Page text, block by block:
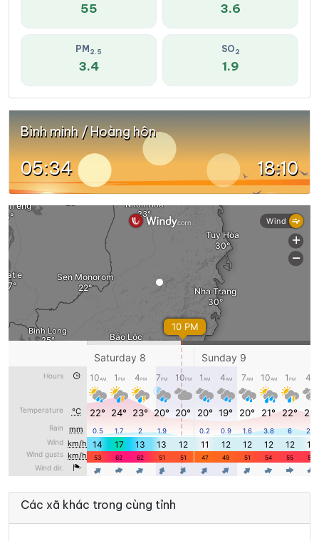
55 3.6
PM 2.5
3.4
SO2
1.9
Bình minh / Hoàng hôn
05:34 18:10
Các xã khác trong cùng tỉnh